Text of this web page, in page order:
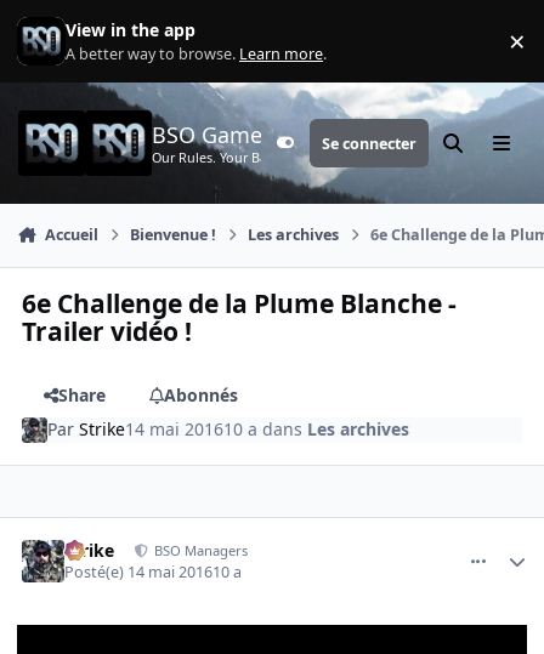
Aller au contenu
View in the app
A better way to browse. Learn more. ×
BSO Games
Our Rules. Your Battle.Customizer
Se connecter Rechercher
Menu
Accueil Bienvenue ! Les archives 6e Challenge de la
6e Challenge de la Plume Blanche -
Trailer vidéo !
Share
Abonnés
ParStrike14 mai 201610 a dans Les archives
Strike BSO Managers
Posté(e) 14 mai 201610 a